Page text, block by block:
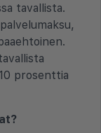
tavallista.
prosenttia